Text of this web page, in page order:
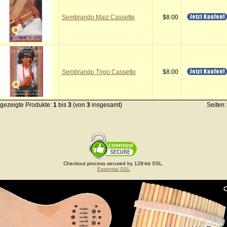
Sembrando Maiz Cassette $8.00
Sembrando Trigo Cassette $8.00
Produkte: 1 bis 3 (von 3 insgesamt)
Checkout process secured by 128-bit SSL.
Essential SSL